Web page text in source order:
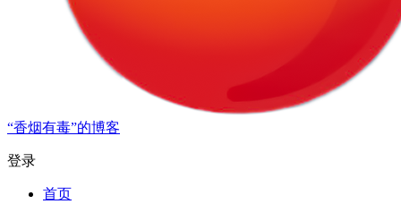
“香烟有毒”的博客
登录
首页